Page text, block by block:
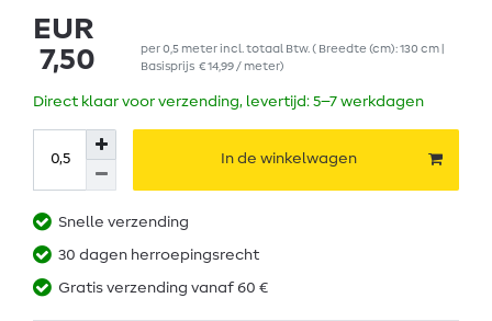
EUR
7,50
per0,5 meterincl. totaal Btw. ( Breedte (cm): 130 cm |
Basisprijs€ 14,99 / meter)
Direct klaar voor verzending, levertijd: 5–7 werkdagen
In de winkelwagen
Snelle verzending
30 dagen herroepingsrecht
Gratis verzending vanaf 60 €